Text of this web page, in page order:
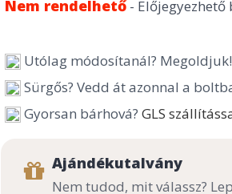
Nem rendelhető- Előjegyezhető
Utólag módosítanál? Megoldjuk!
Sürgős? Vedd át azonnal a
Gyorsan bárhová? GLS
Ajándékutalvány
Nem tudod, mit válassz?